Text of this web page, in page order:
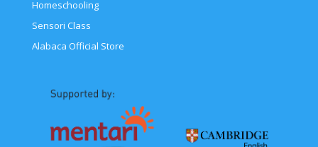
Homeschooling
Sensori Class
Alabaca Official Store